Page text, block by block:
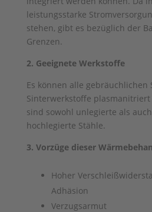
leistungsstarke
stehen, gibt es bezüglich der
Grenzen.
2. Geeignete Werkstoffe
Es können alle gebräuchlichen
Sinterwerkstoffe
sind sowohl unlegierte als
hochlegierte Stähle.
3. Vorzüge dieser
Hoher
Adhäsion
Verzugsarmut